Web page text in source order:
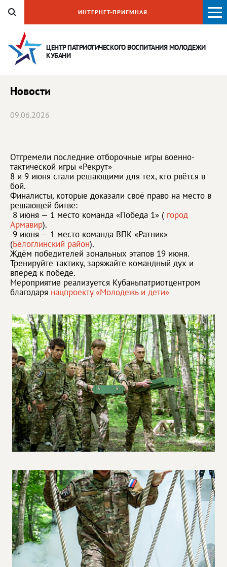
ЦЕНТР ПАТРИОТИЧЕСКОГО ВОСПИТАНИЯМОЛОДЕЖИ
КУБАНИ
ИНТЕРНЕТ-ПРИЕМНАЯ
Новости
09.06.2026
Отгремели последние отборочные игры военно-
тактической игры «Рекрут»
8 и 9 июня стали решающими для тех, кто рвётся в
бой.
Финалисты, которые доказали своё право на место в
решающей битве:
8 июня — 1 место команда «Победа 1» ( город
Армавир).
9 июня — 1 место команда ВПК «Ратник»
(Белоглинский район).
Ждём победителей зональных этапов 19 июня.
Тренируйте тактику, заряжайте командный дух и
вперед к победе.
Мероприятие реализуется Кубаньпатриотцентром
благодаря нацпроекту «Молодежь и дети»